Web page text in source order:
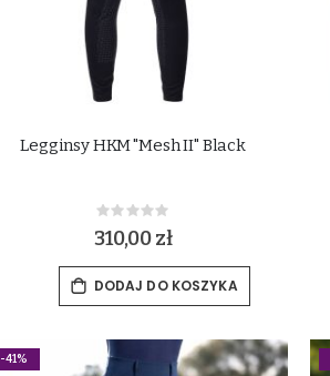
Legginsy HKM "Mesh II" Black
Rating:
0%
310,00 zł
DODAJ DO KOSZYKA
-41%